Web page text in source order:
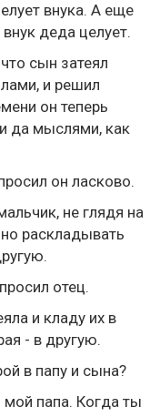
внука. А еще
деда целует.
сын затеял
и решил
он теперь
да мыслями, как
он ласково.
не глядя на
раскладывать
отец.
и кладу их в
- в другую.
в папу и сына?
папа. Когда ты